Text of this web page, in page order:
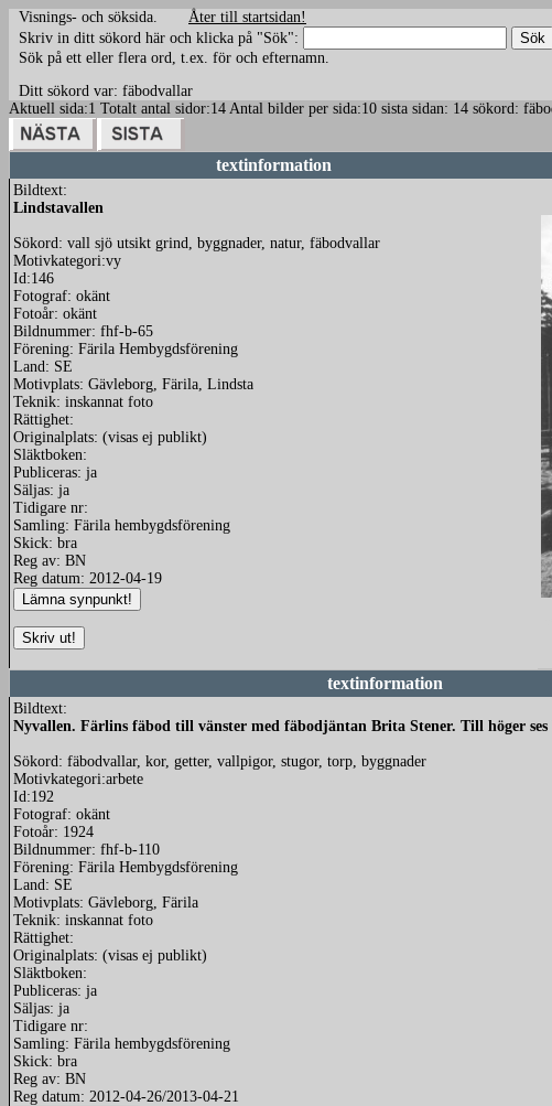
Visnings- och söksida. Åter till startsidan!
Skriv in ditt sökord här och klicka på "Sök":
Sök på ett eller flera ord, t.ex. för och efternamn.
Ditt sökord var: fäbodvallar
Aktuell sida:1 Totalt antal sidor:14 Antal bilder per sida:10 sista sidan: 14 sökord:
textinformation
Bildtext:
Lindstavallen
Sökord: vall sjö utsikt grind, byggnader, natur, fäbodvallar
Motivkategori:vy
Id:146
Fotograf: okänt
Fotoår: okänt
Bildnummer: fhf-b-65
Förening: Färila Hembygdsförening
Land: SE
Motivplats: Gävleborg, Färila, Lindsta
Teknik: inskannat foto
Rättighet:
Originalplats: (visas ej publikt)
Släktboken:
Publiceras: ja
Säljas: ja
Tidigare nr:
Samling: Färila hembygdsförening
Skick: bra
Reg av: BN
Reg datum: 2012-04-19
textinformation
Bildtext:
Nyvallen. Färlins fäbod till vänster med fäbodjäntan Brita Stener. Till höger ses
Sökord: fäbodvallar, kor, getter, vallpigor, stugor, torp, byggnader
Motivkategori:arbete
Id:192
Fotograf: okänt
Fotoår: 1924
Bildnummer: fhf-b-110
Förening: Färila Hembygdsförening
Land: SE
Motivplats: Gävleborg, Färila
Teknik: inskannat foto
Rättighet:
Originalplats: (visas ej publikt)
Släktboken:
Publiceras: ja
Säljas: ja
Tidigare nr:
Samling: Färila hembygdsförening
Skick: bra
Reg av: BN
Reg datum: 2012-04-26/2013-04-21